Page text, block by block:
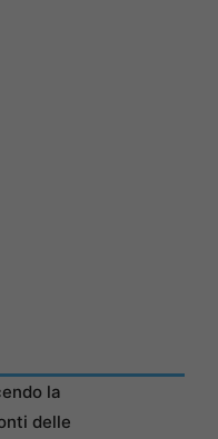
la
delle